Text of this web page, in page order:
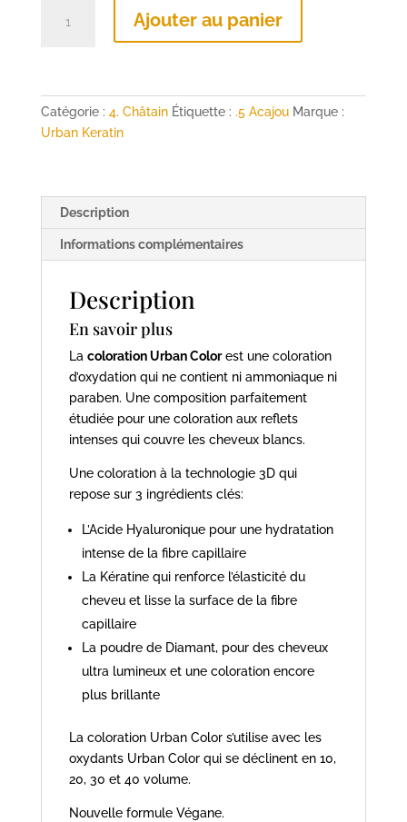
châtain
acajou
Color
URBAN
KERATIN
100
Ajouter au panier
Catégorie : 4. Châtain Étiquette : .5 Acajou Marque :
Urban Keratin
Description
Informations complémentaires
Description
En savoir plus
La coloration Urban Colorest une coloration
d’oxydation qui ne contient ni ammoniaque ni
paraben. Une composition parfaitement
étudiée pour une coloration aux reflets
intenses qui couvre les cheveux blancs.
Une coloration à la technologie 3D qui
repose sur 3 ingrédients clés:
L’Acide Hyaluronique pour une hydratation
intense de la fibre capillaire
La Kératine qui renforce l’élasticité du
cheveu et lisse la surface de la fibre
capillaire
La poudre de Diamant, pour des cheveux
ultra lumineux et une coloration encore
plus brillante
La coloration Urban Color s’utilise avec les
oxydants Urban Color qui se déclinent en 10,
20, 30 et 40 volume.
Nouvelle formule Végane.